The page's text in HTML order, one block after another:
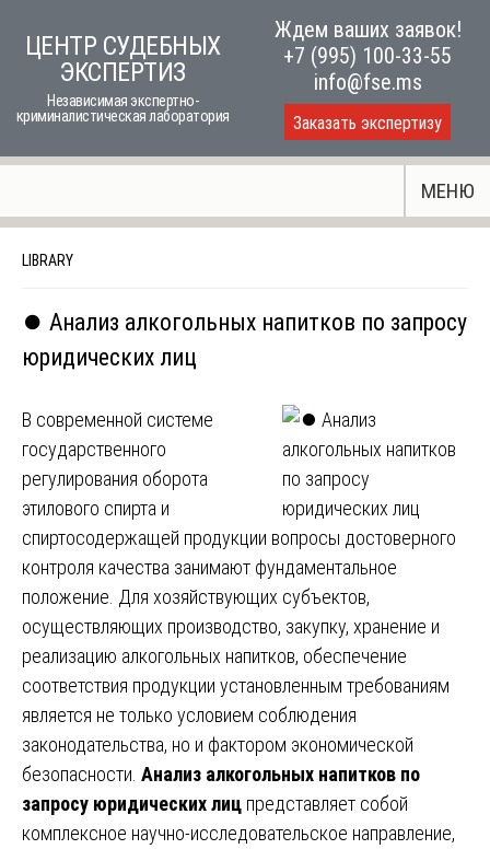
ЦЕНТР СУДЕБНЫХ
ЭКСПЕРТИЗ
Независимая экспертно-
криминалистическая лаборатория
Ждем ваших заявок!
+7 (995) 100-33-55
info@fse.ms
Заказать экспертизу
МЕНЮ
LIBRARY
⏺️ Анализ алкогольных напитков по запросу
юридических лиц
В современной системе
государственного
регулирования оборота
этилового спирта и
спиртосодержащей продукции вопросы достоверного
контроля качества занимают фундаментальное
положение. Для хозяйствующих субъектов,
осуществляющих производство, закупку, хранение и
реализацию алкогольных напитков, обеспечение
соответствия продукции установленным требованиям
является не только условием соблюдения
законодательства, но и фактором экономической
безопасности. Анализ алкогольных напитков по
запросу юридических лиц представляет собой
комплексное научно-исследовательское направление,